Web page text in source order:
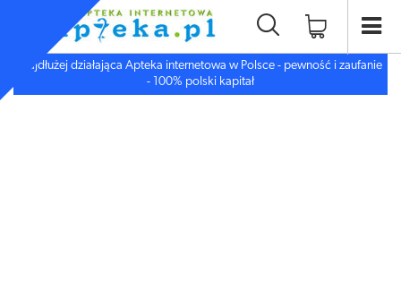
Najdłużej działająca Apteka internetowa w Polsce - pewność i zaufanie
- 100% polski kapitał